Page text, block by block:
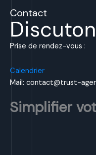
Contact
Prise de rendez-vous :
Calendrier
Mail: contact@trust-
Simplifier